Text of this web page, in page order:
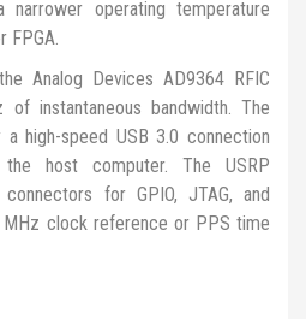
operating temperature
FPGA.
Analog Devices AD9364 RFIC
instantaneous bandwidth. The
high-speed USB 3.0 connection
host computer. The USRP
for GPIO, JTAG, and
clock reference or PPS time